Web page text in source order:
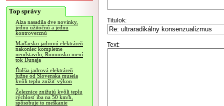
Top správy
Alza nasadila dve novinky,
jednu užitočnú a jednu
kontroverznú
Maďarsko jadrovú elektráreň
nakoniec kompletne
neodstavilo, Rumunsko mení
tok Dunaja
Ďalšia jadrová elektráreň
južne od Slovenska musela
kvôli teplu znížiť výkon
Železnice znižujú kvôli teplu
rýchlosť iba na 50 km/h,
spôsobuje to meškanie
Titulok:
Text: